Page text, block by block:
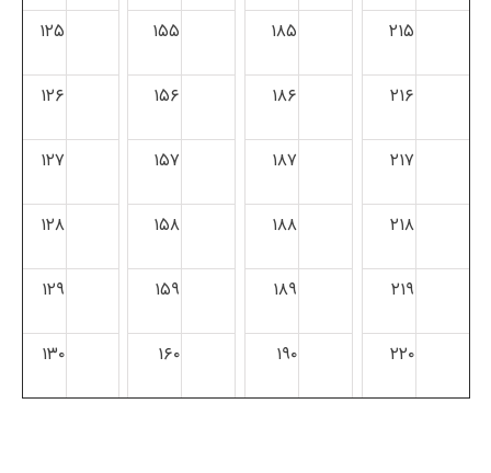
۲۱۵ ۱۸۵ ۱۵۵ ۱۲۵
۲۱۶ ۱۸۶ ۱۵۶ ۱۲۶
۲۱۷ ۱۸۷ ۱۵۷ ۱۲۷
۲۱۸ ۱۸۸ ۱۵۸ ۱۲۸
۲۱۹ ۱۸۹ ۱۵۹ ۱۲۹
۲۲۰ ۱۹۰ ۱۶۰ ۱۳۰